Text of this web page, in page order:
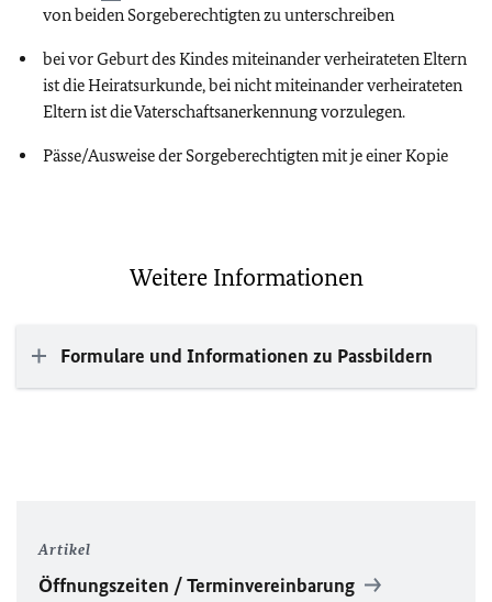
von beiden Sorgeberechtigten zu unterschreiben
bei vor Geburt des Kindes miteinander verheirateten Eltern
ist die Heiratsurkunde, bei nicht miteinander verheirateten
Eltern ist die Vaterschaftsanerkennung vorzulegen.
Pässe/Ausweise der Sorgeberechtigten mit je einer Kopie
Weitere Informationen
Formulare und Informationen zu Passbildern
Artikel
Öffnungszeiten / Terminvereinbarung